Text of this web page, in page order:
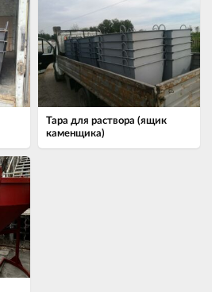
Тара для раствора (ящик
каменщика)